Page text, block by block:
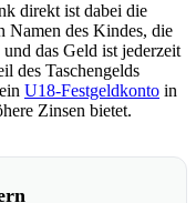
direkt ist dabei die
Namen des Kindes, die
das Geld ist jederzeit
des Taschengelds
U18-Festgeldkonto in
Zinsen bietet.